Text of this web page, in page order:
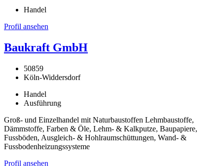
Handel
Profil ansehen
Baukraft GmbH
50859
Köln-Widdersdorf
Handel
Ausführung
Groß- und Einzelhandel mit Naturbaustoffen Lehmbaustoffe,
Dämmstoffe, Farben & Öle, Lehm- & Kalkputze, Baupapiere,
Fussböden, Ausgleich- & Hohlraumschüttungen, Wand- &
Fussbodenheizungssysteme
Profil ansehen